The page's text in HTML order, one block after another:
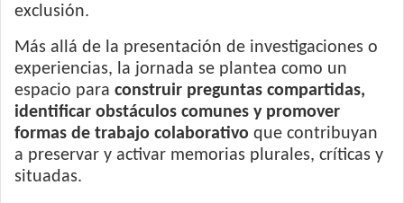
exclusión.
Más allá de la presentación de investigaciones o
experiencias, la jornada se plantea como un
espacio para construir preguntas compartidas,
identificar obstáculos comunes y promover
formas de trabajo colaborativo que contribuyan
a preservar y activar memorias plurales, críticas y
situadas.